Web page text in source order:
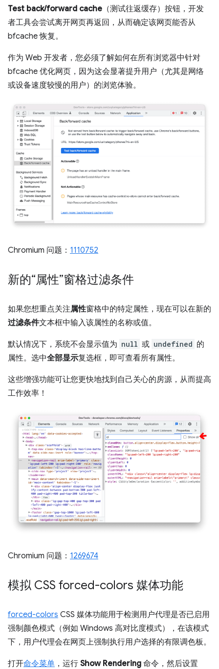
Test back/forward cache （测试往返缓存）按钮，开发
者工具会尝试离开网页再返回，从而确定该网页能否从
bfcache 恢复。
作为 Web 开发者，您必须了解如何在所有浏览器中针对
bfcache 优化网页，因为这会显著提升用户（尤其是网络
或设备速度较慢的用户）的浏览体验。
Chromium 问题： 1110752
新的“属性”窗格过滤条件
如果您想重点关注属性窗格中的特定属性，现在可以在新的
过滤条件文本框中输入该属性的名称或值。
默认情况下，系统不会显示值为 null 或 undefined 的
属性。选中全部显示复选框，即可查看所有属性。
这些增强功能可让您更快地找到自己关心的房源，从而提高
工作效率！
Chromium 问题： 1269674
模拟 CSS forced-colors 媒体功能
forced-colors CSS 媒体功能用于检测用户代理是否已启用
强制颜色模式（例如 Windows 高对比度模式），在该模式
下，用户代理会在网页上强制执行用户选择的有限调色板。
打开命令菜单 ，运行 Show Rendering 命令，然后设置